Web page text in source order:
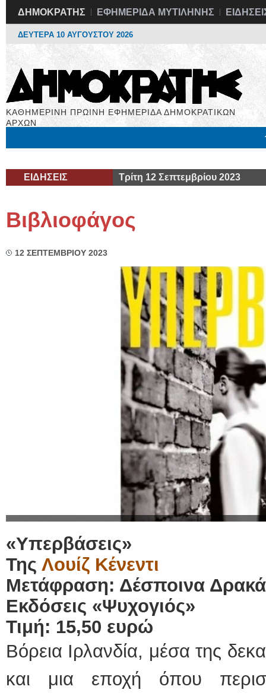
ΔΗΜΟΚΡΑΤΗΣ ΕΦΗΜΕΡΙΔΑ ΜΥΤΙΛΗΝΗΣ
ΔΕΥΤΕΡΑ 10 ΑΥΓΟΥΣΤΟΥ 2026
ΚΑΘΗΜΕΡΙΝΗ ΠΡΩΙΝΗ ΕΦΗΜΕΡΙΔΑ ΔΗΜΟΚΡΑΤΙΚΩΝ
ΑΡΧΩΝ
ΕΙΔΗΣΕΙΣ Τρίτη 12 Σεπτεμβρίου 2023
Βιβλιοφάγος
12 ΣΕΠΤΕΜΒΡΙΟΥ 2023
«Υπερβάσεις»
Της Λουίζ Κένεντι
Μετάφραση: Δέσποινα
Εκδόσεις «Ψυχογιός»
Τιμή: 15,50 ευρώ
Βόρεια Ιρλανδία, μέσα της
και μια εποχή όπου